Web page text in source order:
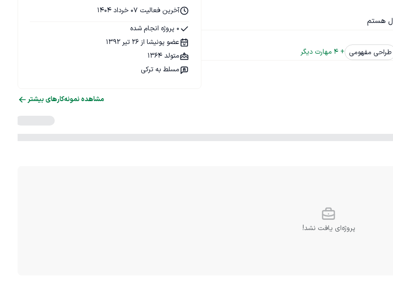
طراحی مفهومی +
4 مهارت دیگر
آخرین فعالیت 07 خرداد 1404
0 پروژه انجام شده
عضو پونیشا از 26 تیر 1392
متولد 1364
مسلط به ترکی
مشاهده نمونه‌کارهای بیشتر
پروژه‌ای یافت نشد!